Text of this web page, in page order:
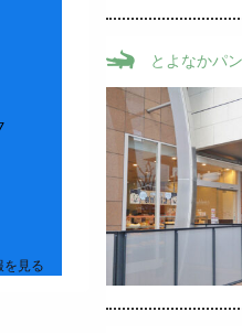
とよなかパ
を見る